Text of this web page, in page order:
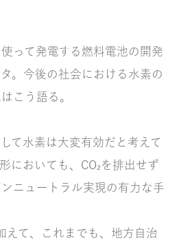
って発電する燃料電池の開発
。今後の社会における水素の
こう語る。
て水素は大変有効だと考えて
においても、CO₂を排出せず
ニュートラル実現の有力な手
えて、これまでも、地方自治